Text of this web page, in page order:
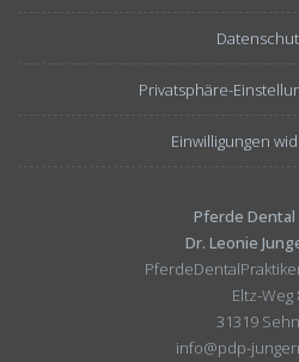
Privatsphäre-
Einwilligungen
Pferde Dental
Dr. Leonie
Eltz-Weg
31319
info@pdp-